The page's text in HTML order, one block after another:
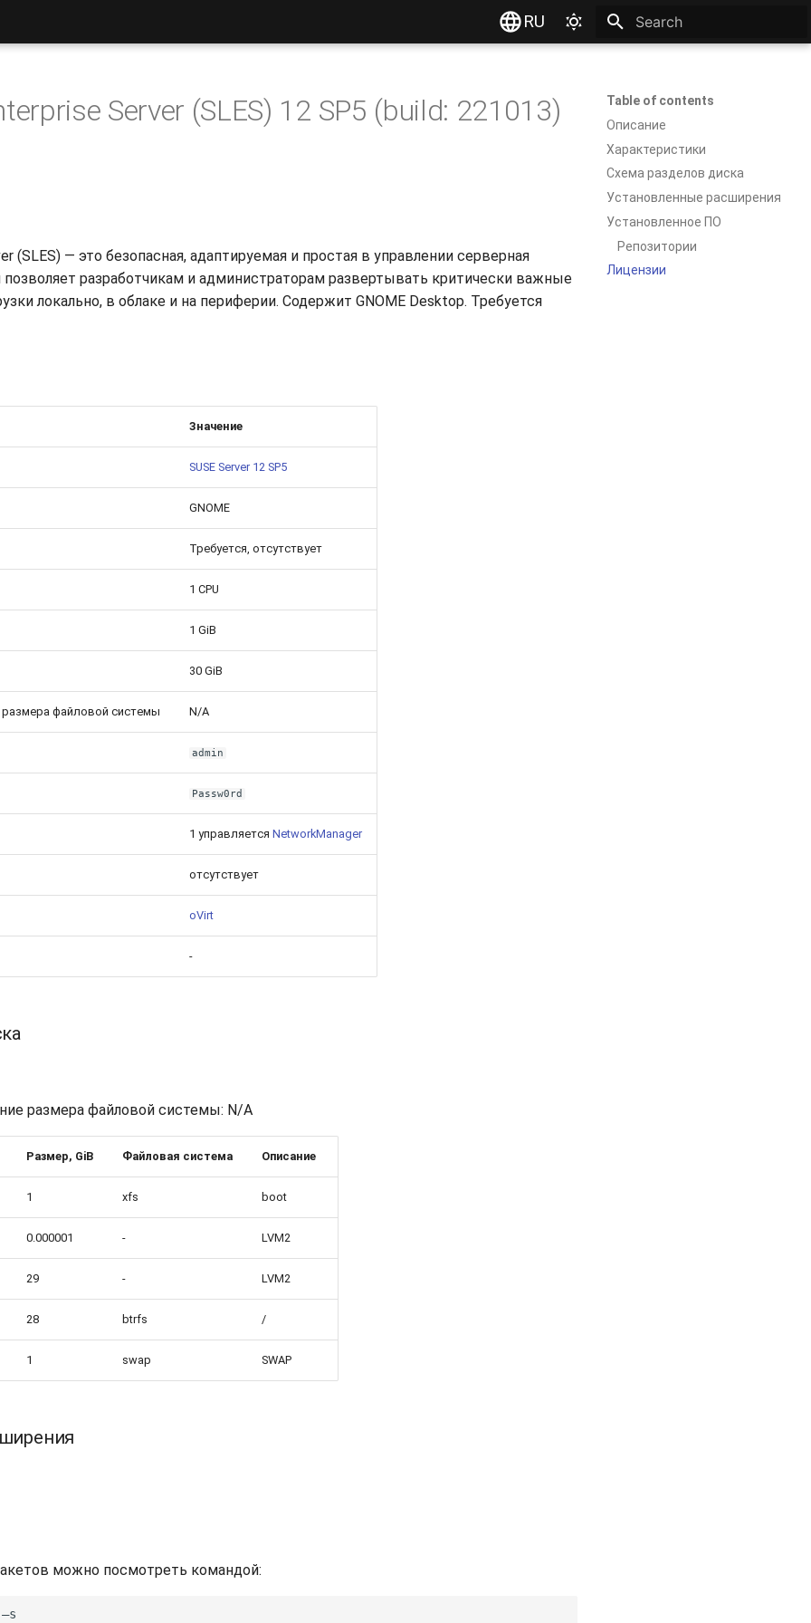
RU
Table of contents
Описание
Характеристики
Схема разделов диска
Установленные расширения
Установленное ПО
Репозитории
Лицензии
Server (SLES) 12 SP5 (build: 221013)
(SLES) — это безопасная, адаптируемая и простая в управлении серверная
позволяет разработчикам и администраторам развертывать критически важные
локально, в облаке и на периферии. Содержит GNOME Desktop. Требуется
Значение
SUSE Server 12 SP5
GNOME
Требуется, отсутствует
1 CPU
1 GiB
30 GiB
файловой системы N/A
admin
Passw0rd
1 управляется NetworkManager
отсутствует
oVirt
-
размера файловой системы: N/A
Размер, GiB Файловая система Описание
1 xfs boot
0.000001 - LVM2
29 - LVM2
28 btrfs /
1 swap SWAP
можно посмотреть командой: